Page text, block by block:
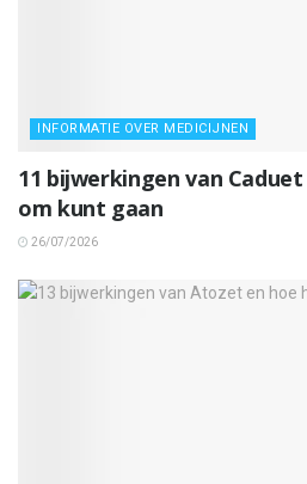
INFORMATIE OVER MEDICIJNEN
11 bijwerkingen van
om kunt gaan
26/07/2026